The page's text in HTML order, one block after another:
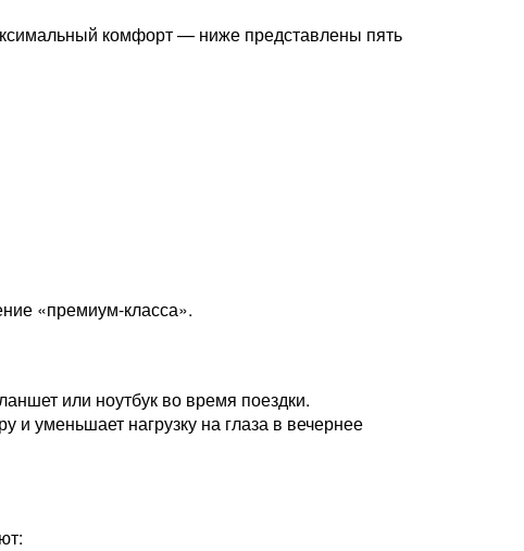
комфорт — ниже представлены пять
«премиум-класса».
или ноутбук во время поездки.
уменьшает нагрузку на глаза в вечернее